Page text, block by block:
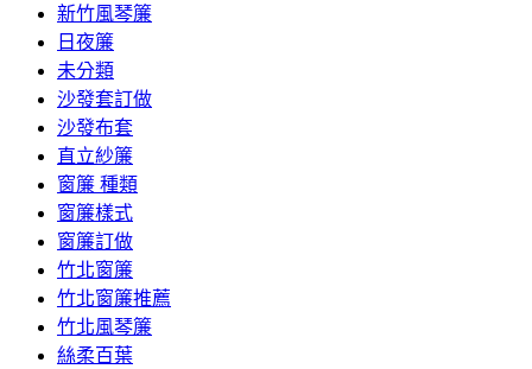
新竹風琴簾
日夜簾
未分類
沙發套訂做
沙發布套
直立紗簾
窗簾 種類
窗簾樣式
窗簾訂做
竹北窗簾
竹北窗簾推薦
竹北風琴簾
絲柔百葉